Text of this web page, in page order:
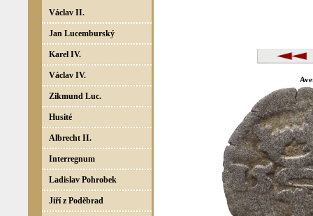
Václav II.
Jan Lucemburský
Karel IV.
Václav IV.
Zikmund Luc.
Husité
Albrecht II.
Interregnum
Ladislav Pohrobek
Jiří z Poděbrad